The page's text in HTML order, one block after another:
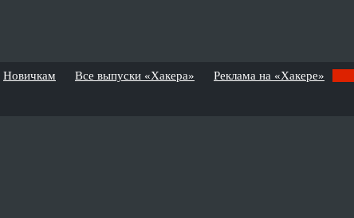
Новичкам Все выпуски «Хакера» Реклама на «Хакере»